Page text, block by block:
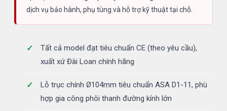
dịch vụ bảo hành, phụ tùng và hỗ trợ kỹ thuật tại chỗ.
Tất cả model đạt tiêu chuẩn CE (theo yêu cầu),
xuất xứ Đài Loan chính hãng
Lỗ trục chính Ø104mm tiêu chuẩn ASA D1-11, phù
hợp gia công phôi thanh đường kính lớn